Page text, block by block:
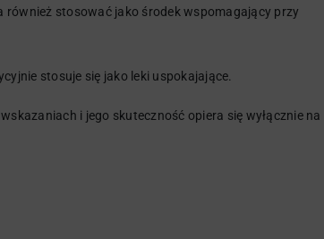
również stosować jako środek wspomagający przy
stosuje się jako leki uspokajające.
i jego skuteczność opiera się wyłącznie na